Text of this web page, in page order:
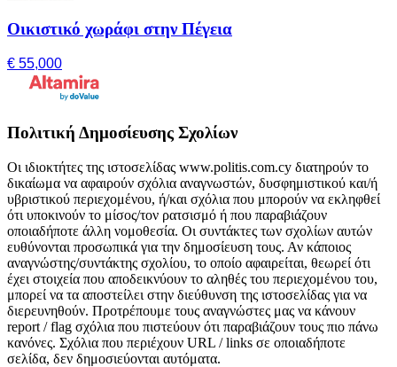
Οικιστικό χωράφι στην Πέγεια
€ 55,000
Πολιτική Δημοσίευσης Σχολίων
Οι ιδιοκτήτες της ιστοσελίδας www.politis.com.cy διατηρούν το
δικαίωμα να αφαιρούν σχόλια αναγνωστών, δυσφημιστικού και/ή
υβριστικού περιεχομένου, ή/και σχόλια που μπορούν να εκληφθεί
ότι υποκινούν το μίσος/τον ρατσισμό ή που παραβιάζουν
οποιαδήποτε άλλη νομοθεσία. Οι συντάκτες των σχολίων αυτών
ευθύνονται προσωπικά για την δημοσίευση τους. Αν κάποιος
αναγνώστης/συντάκτης σχολίου, το οποίο αφαιρείται, θεωρεί ότι
έχει στοιχεία που αποδεικνύουν το αληθές του περιεχομένου του,
μπορεί να τα αποστείλει στην διεύθυνση της ιστοσελίδας για να
διερευνηθούν. Προτρέπουμε τους αναγνώστες μας να κάνουν
report / flag σχόλια που πιστεύουν ότι παραβιάζουν τους πιο πάνω
κανόνες. Σχόλια που περιέχουν URL / links σε οποιαδήποτε
σελίδα, δεν δημοσιεύονται αυτόματα.